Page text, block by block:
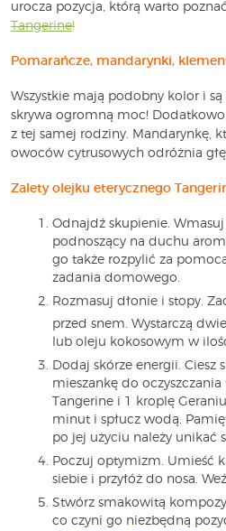
urocza pozycja, którą warto
Tangerine!
Pomarańcze, mandarynki,
Wszystkie mają podobny kolor i
skrywa ogromną moc!
z tej samej rodziny. Mandarynkę,
owoców cytrusowych odróżnia
Zalety olejku eterycznego
Odnajdź skupienie.
podnoszący na duchu
go także rozpylić za
zadania domowego.
Rozmasuj dłonie i stopy.
przed snem. Wystarczą
lub oleju kokosowym w
Dodaj skórze energii.
mieszankę do
Tangerine i 1 kroplę
minut i spłucz wodą.
po jej użyciu należy unikać
Poczuj optymizm. Umieść
siebie i przyłóż do nosa.
Stwórz smakowitą
co czyni go niezbędną